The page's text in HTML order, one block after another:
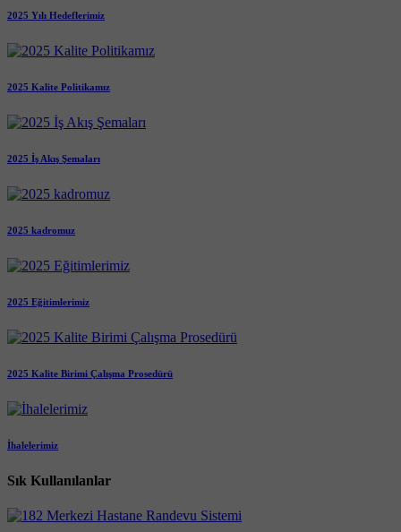
2025 Yılı Hedeflerimiz
2025 Kalite Politikamız
2025 İş Akış Şemaları
2025 kadromuz
2025 Eğitimlerimiz
2025 Kalite Birimi Çalışma Prosedürü
İhalelerimiz
Sık Kullanılanlar